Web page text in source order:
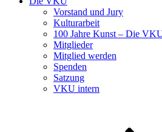
Vorstand und Jury
Kulturarbeit
100 Jahre Kunst – Die
Mitglieder
Mitglied werden
Spenden
Satzung
VKU intern